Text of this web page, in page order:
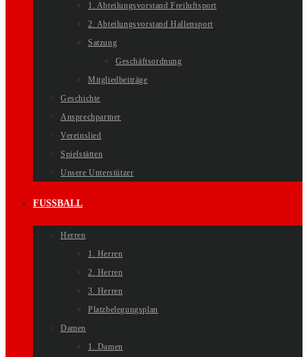
1. Abteilungsvorstand Freiluftsport
2. Abteilungsvorstand Hallensport
Satzung
Geschäftsordnung
Mitgliedbeiträge
Geschichte
Ansprechpartner
Vereinslied
Spielstätten
Unsere Unterstützer
FUSSBALL
Herren
1. Herren
2. Herren
3. Herren
Platzbelegungsplan
Damen
1. Damen